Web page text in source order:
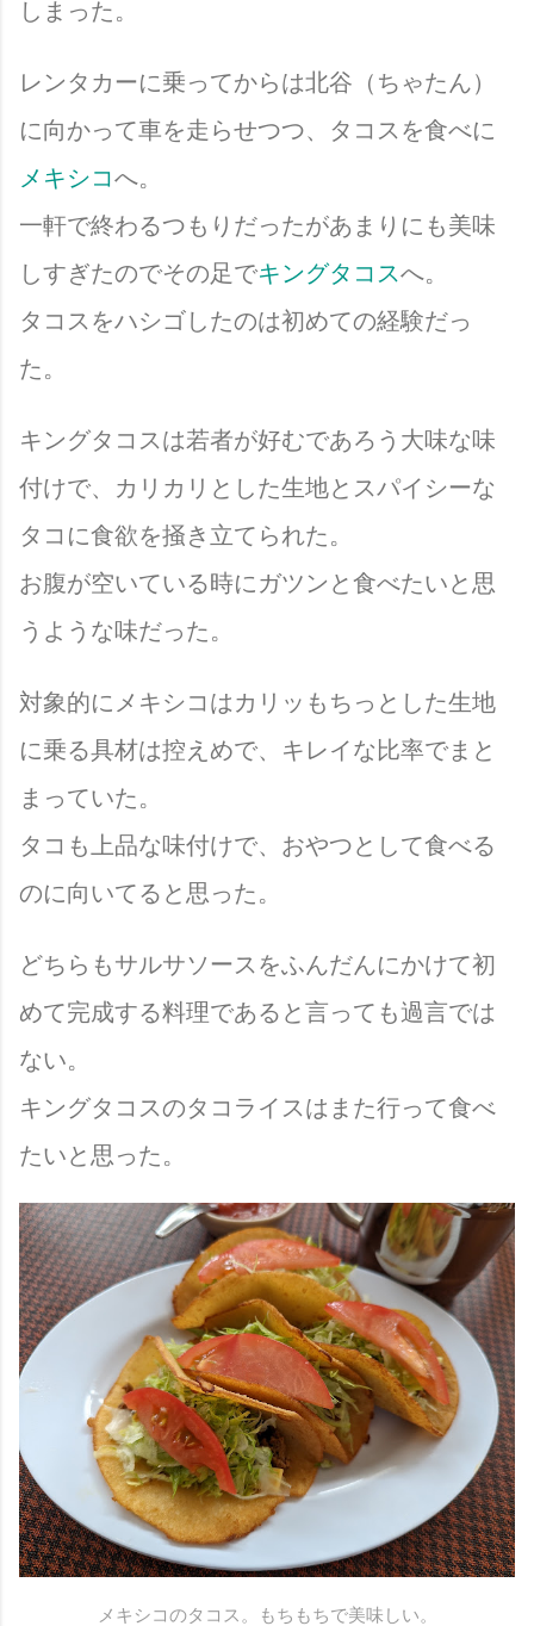
しまった。
レンタカーに乗ってからは北谷（ちゃたん）
に向かって車を走らせつつ、タコスを食べに
メキシコへ。
一軒で終わるつもりだったがあまりにも美味
しすぎたのでその足でキングタコスへ。
タコスをハシゴしたのは初めての経験だっ
た。
キングタコスは若者が好むであろう大味な味
付けで、カリカリとした生地とスパイシーな
タコに食欲を掻き立てられた。
お腹が空いている時にガツンと食べたいと思
うような味だった。
対象的にメキシコはカリッもちっとした生地
に乗る具材は控えめで、キレイな比率でまと
まっていた。
タコも上品な味付けで、おやつとして食べる
のに向いてると思った。
どちらもサルサソースをふんだんにかけて初
めて完成する料理であると言っても過言では
ない。
キングタコスのタコライスはまた行って食べ
たいと思った。
メキシコのタコス。もちもちで美味しい。